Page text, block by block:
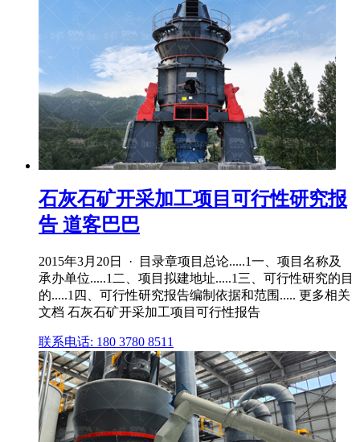
石灰石矿开采加工项目可行性研究报
告 道客巴巴
2015年3月20日 · 目录章项目总论.....1一、项目名称及
承办单位.....1二、项目拟建地址.....1三、可行性研究的目
的.....1四、可行性研究报告编制依据和范围..... 更多相关
文档 石灰石矿开采加工项目可行性报告
联系电话: 180 3780 8511